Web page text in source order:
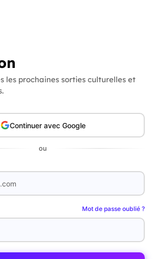
les prochaines sorties culturelles et
Continuer avec Google
ou
Mot de passe oublié ?